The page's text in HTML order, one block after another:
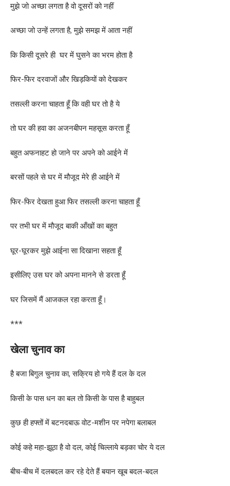
मुझे जो अच्छा लगता है वो दूसरों को नहीं
अच्छा जो उन्हें लगता है, मुझे समझ में आता नहीं
कि किसी दूसरे ही घर में घुसने का भरम होता है
फिर-फिर दरवाजों और खिड़कियों को देखकर
तसल्ली करना चाहता हूँ कि वही घर तो है ये
तो घर की हवा का अजनबीपन महसूस करता हूँ
बहुत अफनाहट हो जाने पर अपने को आईने में
बरसों पहले से घर में मौजूद मेरे ही आईने में
फिर-फिर देखता हुआ फिर तसल्ली करना चाहता हूँ
पर तभी घर में मौजूद बाकी आँखों का बहुत
घूर-घूरकर मुझे आईना सा दिखाना सहता हूँ
इसीलिए उस घर को अपना मानने से डरता हूँ
घर जिसमें मैं आजकल रहा करता हूँ।
***
खेला चुनाव का
है बजा बिगुल चुनाव का, सक्रिय हो गये हैं दल के दल
किसी के पास धन का बल तो किसी के पास है बाहुबल
कुछ ही हफ्तों में बटनदबाऊ वोट-मशीन पर नपेगा बलाबल
कोई कहे महा-झूठा है वो दल, कोई चिल्लाये बड़का चोर ये दल
बीच-बीच में दलबदल कर रहे देते हैं बयान खूब बदल-बदल